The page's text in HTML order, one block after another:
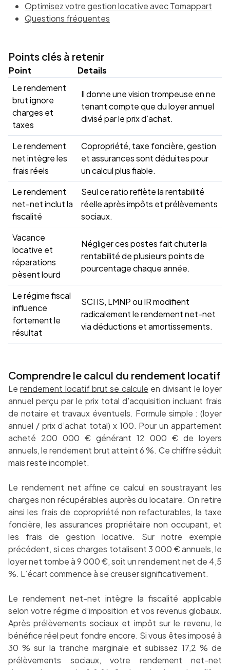
Optimisez votre gestion locative avec Tomappart
Questions fréquentes
Points clés à retenir
Point
Details
Le rendement
brut ignore
charges et
taxes
Il donne une vision trompeuse en ne
tenant compte que du loyer annuel
divisé par le prix d’achat.
Le rendement
net intègre les
frais réels
Copropriété, taxe foncière, gestion
et assurances sont déduites pour
un calcul plus fiable.
Le rendement
net-net inclut la
fiscalité
Seul ce ratio reflète la rentabilité
réelle après impôts et prélèvements
sociaux.
Vacance
locative et
réparations
pèsent lourd
Négliger ces postes fait chuter la
rentabilité de plusieurs points de
pourcentage chaque année.
Le régime fiscal
influence
fortement le
résultat
SCI IS, LMNP ou IR modifient
radicalement le rendement net-net
via déductions et amortissements.
Comprendre le calcul du rendement locatif
Lerendement locatif brut se calcule en divisant le loyer
annuel perçu par le prix total d’acquisition incluant frais
de notaire et travaux éventuels. Formule simple : (loyer
annuel / prix d’achat total) x 100. Pour un appartement
acheté 200 000 € générant 12 000 € de loyers
annuels, le rendement brut atteint 6 %. Ce chiffre séduit
mais reste incomplet.
Le rendement net affine ce calcul en soustrayant les
charges non récupérables auprès du locataire. On retire
ainsi les frais de copropriété non refacturables, la taxe
foncière, les assurances propriétaire non occupant, et
les frais de gestion locative. Sur notre exemple
précédent, si ces charges totalisent 3 000 € annuels, le
loyer net tombe à 9 000 €, soit un rendement net de 4,5
%. L’écart commence à se creuser significativement.
Le rendement net-net intègre la fiscalité applicable
selon votre régime d’imposition et vos revenus globaux.
Après prélèvements sociaux et impôt sur le revenu, le
bénéfice réel peut fondre encore. Si vous êtes imposé à
30 % sur la tranche marginale et subissez 17,2 % de
prélèvements sociaux, votre rendement net-net